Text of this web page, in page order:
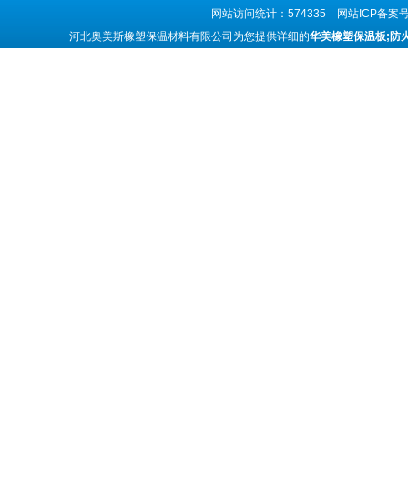
网站访问统计：574335 网站ICP备案
河北奥美斯橡塑保温材料有限公司为您提供详细的华美橡塑保温板;防